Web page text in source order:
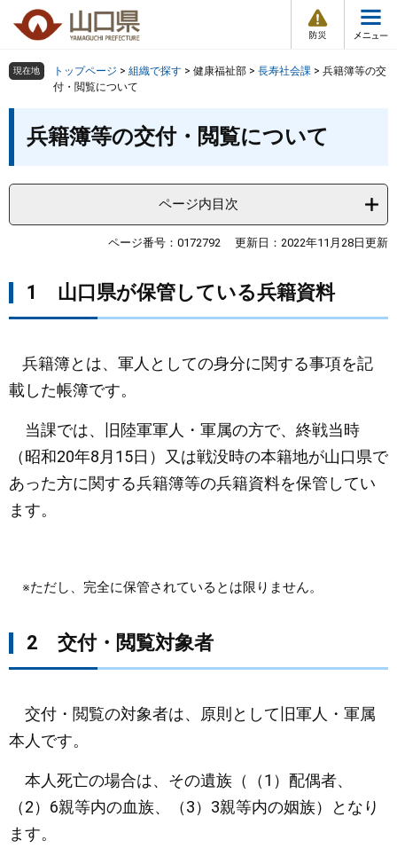
の
頭
。
ー
飛
て
本
へ
情
報
メ
ュ
組織で探す
健康・福祉
しごと・産業・観光
まちづくり
県政情報
検索の仕方 組織で探す サイトマップで探す
現在地 トップページ > 組織で探す > 健康福祉部 > 長寿社会課 > 兵籍簿等の交
付・閲覧について
兵籍簿等の交付・閲覧について
ページ内目次
ページ番号：0172792 更新日：2022年11月28日更新
1 山口県が保管している兵籍資料
兵籍簿とは、軍人としての身分に関する事項を記
載した帳簿です。
当課では、旧陸軍軍人・軍属の方で、終戦当時
（昭和20年8月15日）又は戦没時の本籍地が山口県で
あった方に関する兵籍簿等の兵籍資料を保管してい
ます。
​ ※ただし、完全に保管されているとは限りません。
2 交付・閲覧対象者
交付・閲覧の対象者は、原則として旧軍人・軍属
本人です。
本人死亡の場合は、その遺族（（1）配偶者、
（2）6親等内の血族、（3）3親等内の姻族）となり
ます。